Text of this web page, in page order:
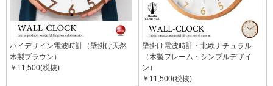
ハイデザイン電波時計（壁掛け天然
木製ブラウン）
￥11,500(税抜)
壁掛け電波時計・北欧ナチュラル
（木製フレーム・シンプルデザイ
ン）
￥11,500(税抜)